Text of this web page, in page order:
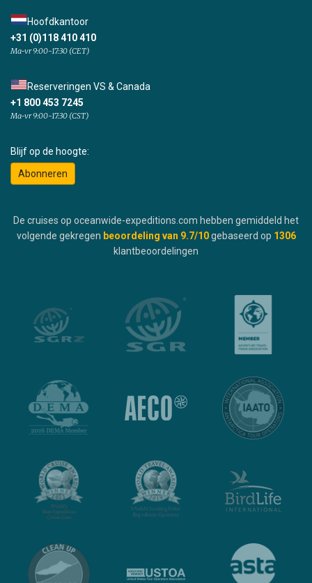
Hoofdkantoor
+31 (0)118 410 410
Ma-vr 9:00-17:30 (CET)
Reserveringen VS & Canada
+1 800 453 7245
Ma-vr 9:00-17:30 (CST)
Blijf op de hoogte:
Abonneren
De cruises op oceanwide-expeditions.com hebben gemiddeld het
volgende gekregen beoordeling van 9.7/10 gebaseerd op 1306
klantbeoordelingen